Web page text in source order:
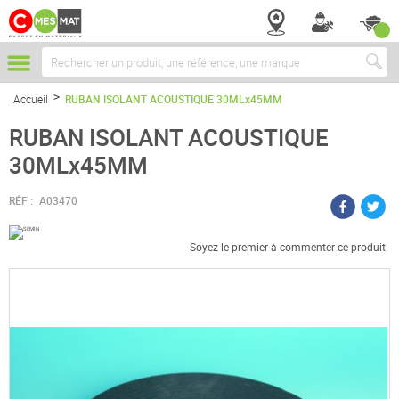
Chercher
Accueil RUBAN ISOLANT ACOUSTIQUE 30MLx45MM
RUBAN ISOLANT ACOUSTIQUE
30MLx45MM
RÉF : A03470
Soyez le premier à commenter ce produit
Passer